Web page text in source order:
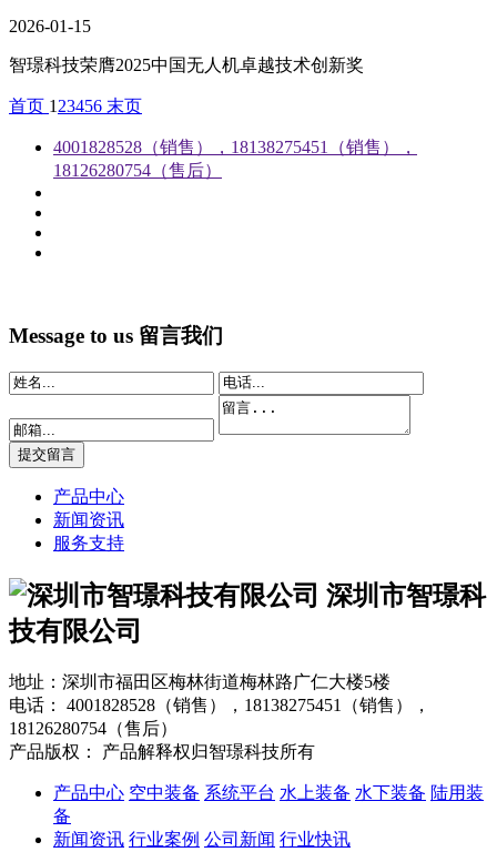
2026-01-15
智璟科技荣膺2025中国无人机卓越技术创新奖
首页 1 23456 末页
4001828528（销售），18138275451（销售），
18126280754（售后）
Message to us 留言我们
产品中心
新闻资讯
服务支持
深圳市智璟科
技有限公司
地址：深圳市福田区梅林街道梅林路广仁大楼5楼
电话： 4001828528（销售），18138275451（销售），
18126280754（售后）
产品版权： 产品解释权归智璟科技所有
产品中心 空中装备 系统平台 水上装备 水下装备 陆用装
备
新闻资讯 行业案例 公司新闻 行业快讯